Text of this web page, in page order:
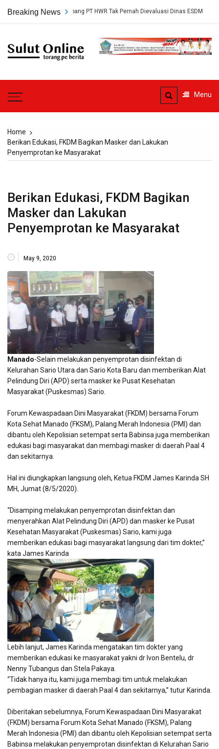
Breaking News
Tambang PT HWR Tak Pernah Dievaluasi Dinas ESDM
Sulut
Menu
Home
Berikan Edukasi, FKDM Bagikan Masker dan Lakukan
Penyemprotan ke Masyarakat
Berikan Edukasi, FKDM Bagikan
Masker dan Lakukan
Penyemprotan ke Masyarakat
May 9, 2020
Manado-Selain melakukan penyemprotan disinfektan di
Kelurahan Sario Utara dan Sario Kota Baru dan memberikan Alat
Pelindung Diri (APD) serta masker ke Pusat Kesehatan
Masyarakat (Puskesmas) Sario.
Forum Kewaspadaan Dini Masyarakat (FKDM) bersama Forum
Kota Sehat Manado (FKSM), Palang Merah Indonesia (PMI) dan
dibantu oleh Kepolisian setempat serta Babinsa juga memberikan
edukasi bagi masyarakat dan membagi masker di daerah Paal 4
dan sekitarnya.
Hal ini diungkapkan langsung oleh, Ketua FKDM James Karinda SH
MH, Jumat (8/5/2020).
“Disamping melakukan penyemprotan disinfektan dan
menyerahkan Alat Pelindung Diri (APD) dan masker ke Pusat
Kesehatan Masyarakat (Puskesmas) Sario, kami juga
memberikan edukasi bagi masyarakat langsung dari tim dokter,”
kata James Karinda
Lebih lanjut, James Karinda mengatakan tim dokter yang
memberikan edukasi ke masyarakat yakni dr Ivon Bentelu, dr
Nenny Tubangus dan Stela Pakaya.
“Tidak hanya itu, kami juga membagi tim untuk melakukan
pembagian masker di daerah Paal 4 dan sekitarnya,” tutur Karinda.
Diberitakan sebelumnya, Forum Kewaspadaan Dini Masyarakat
(FKDM) bersama Forum Kota Sehat Manado (FKSM), Palang
Merah Indonesia (PMI) dan dibantu oleh Kepolisian setempat serta
Babinsa melakukan penyemprotan disinfektan di Kelurahan Sario